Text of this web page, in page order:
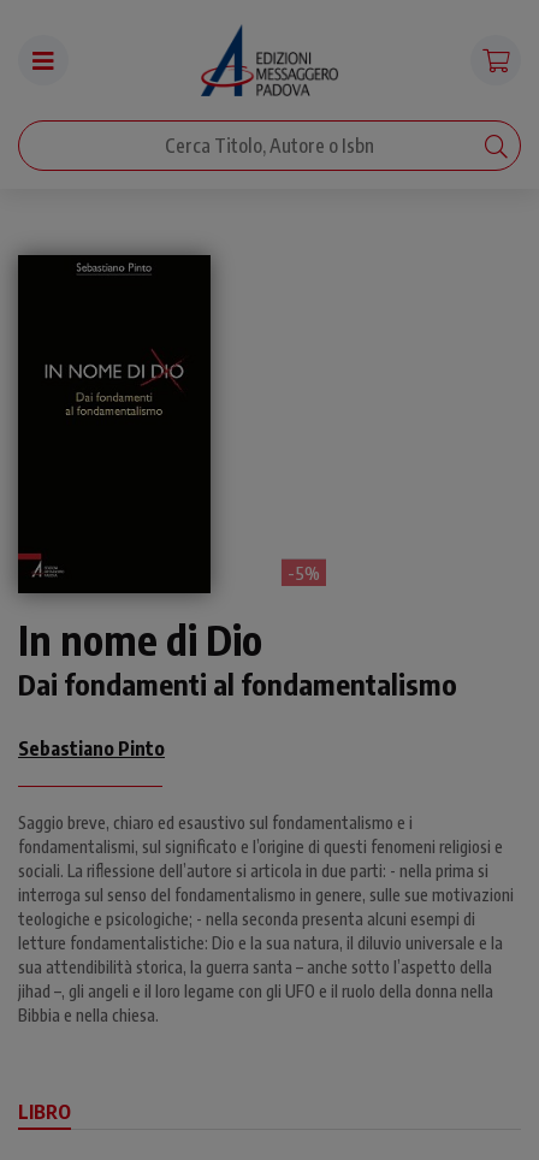
- 5%
In nome di Dio
Dai fondamenti al fondamentalismo
Sebastiano Pinto
Saggio breve, chiaro ed esaustivo sul fondamentalismo e i
fondamentalismi, sul significato e l’origine di questi fenomeni religiosi e
sociali. La riflessione dell’autore si articola in due parti: - nella prima si
interroga sul senso del fondamentalismo in genere, sulle sue motivazioni
teologiche e psicologiche; - nella seconda presenta alcuni esempi di
letture fondamentalistiche: Dio e la sua natura, il diluvio universale e la
sua attendibilità storica, la guerra santa – anche sotto l’aspetto della
jihad –, gli angeli e il loro legame con gli UFO e il ruolo della donna nella
Bibbia e nella chiesa.
LIBRO